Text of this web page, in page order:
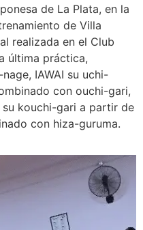
de La Plata, en la
de Villa
realizada en el Club
última práctica,
IAWAI su uchi-
con ouchi-gari,
su kouchi-gari a partir de
con hiza-guruma.